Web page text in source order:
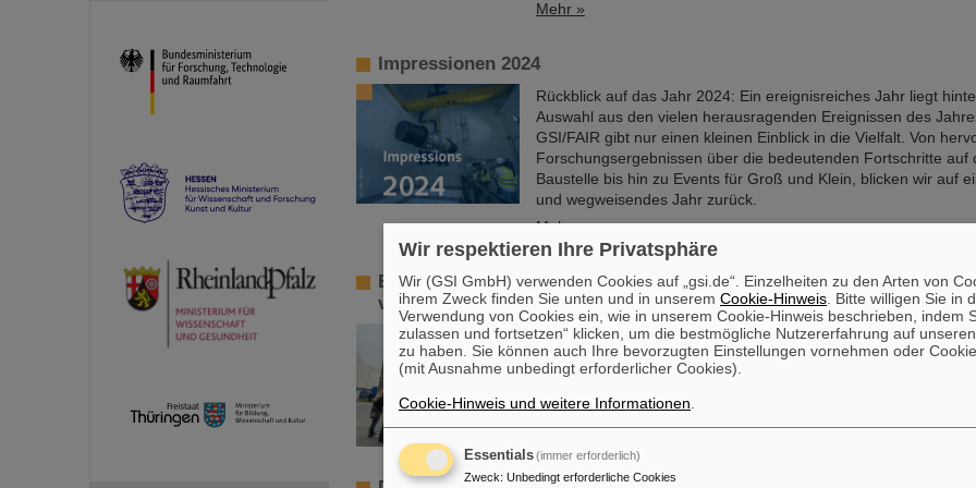
Mehr »
Impressionen 2024
Rückblick auf das Jahr 2024: Ein ereignisreiches Jahr liegt
Auswahl aus den vielen herausragenden Ereignissen des
GSI/FAIR gibt nur einen kleinen Einblick in die Vielfalt. Von
Forschungsergebnissen über die bedeutenden Fortschritte auf
Baustelle bis hin zu Events für Groß und Klein, blicken wir auf
und wegweisendes Jahr zurück.
Mehr »
Erneut enormer Zuspruch zum Tag der offenen Rechenzentren im
von FAIR und GSI
Zum zweiten Mal luden GSI/FAIR im November zu einem
des Tags der offenen Rechenzentren (TdoRZ) ein. Insgesamt
Personen im Rahmen von vier Touren erhielten die
das Höchstleistungsrechenzentrum Green IT Cube auf dem
Mehr »
Wir respektieren Ihre Privatsphäre
Wir (GSI GmbH) verwenden Cookies auf „gsi.de“. Einzelheiten zu den Arten von
ihrem Zweck finden Sie unten und in unserem Cookie-Hinweis . Bitte willigen Sie in
Verwendung von Cookies ein, wie in unserem Cookie-Hinweis beschrieben, indem
zulassen und fortsetzen“ klicken, um die bestmögliche Nutzererfahrung auf
zu haben. Sie können auch Ihre bevorzugten Einstellungen vornehmen oder
(mit Ausnahme unbedingt erforderlicher Cookies).
Cookie-Hinweis und weitere Informationen
Essentials(immer erforderlich)
Zweck: Unbedingt erforderliche Cookies